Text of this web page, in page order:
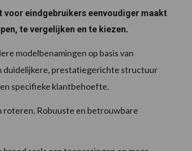
eindgebruikers eenvoudiger maakt
te vergelijken en te kiezen.
modelbenamingen op basis van
duidelijkere, prestatiegerichte structuur
specifieke klantbehoefte.
Robuuste en betrouwbare